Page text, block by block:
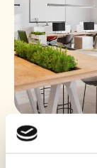
SOLUTIONS